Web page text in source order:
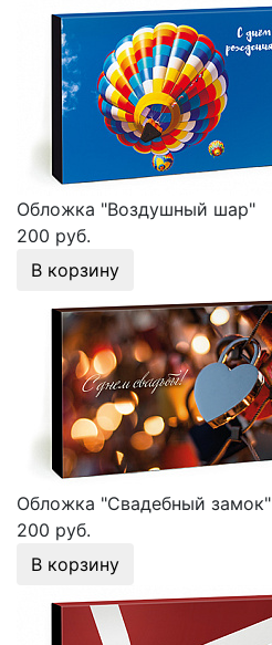
Обложка "Воздушный шар"
200 руб.
В корзину
Обложка "Свадебный замок"
200 руб.
В корзину